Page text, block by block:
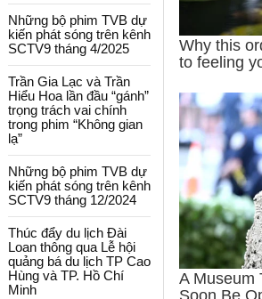
Những bộ phim TVB dự
kiến phát sóng trên kênh
SCTV9 tháng 4/2025
Trần Gia Lạc và Trần
Hiểu Hoa lần đầu “gánh”
trọng trách vai chính
trong phim “Không gian
lạ”
Những bộ phim TVB dự
kiến phát sóng trên kênh
SCTV9 tháng 12/2024
Thúc đẩy du lịch Đài
Loan thông qua Lễ hội
quảng bá du lịch TP Cao
Hùng và TP. Hồ Chí
Minh